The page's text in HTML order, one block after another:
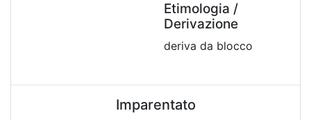
Etimologia /
Derivazione
deriva da blocco
Imparentato